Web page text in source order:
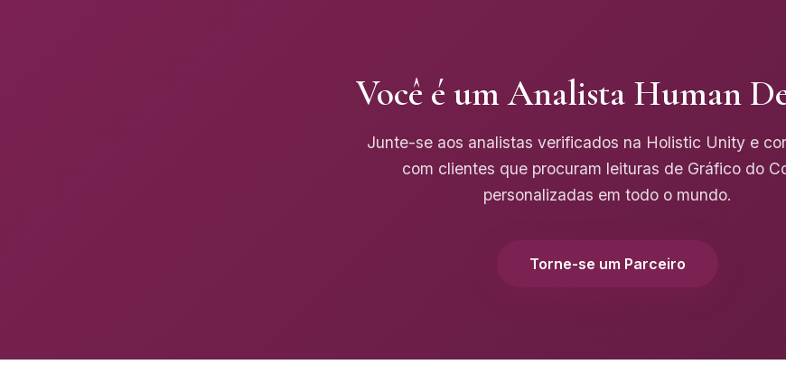
Você é um Analista Human
Junte-se aos analistas verificados na Holistic Unity e
com clientes que procuram leituras de Gráfico do
personalizadas em todo o mundo.
Torne-se um Parceiro